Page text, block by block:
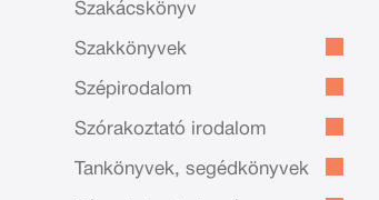
Szakácskönyv
Szakkönyvek
Szépirodalom
Szórakoztató irodalom
Tankönyvek, segédkönyvek